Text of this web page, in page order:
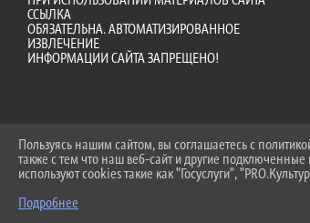
ССЫЛКА
ОБЯЗАТЕЛЬНА. АВТОМАТИЗИРОВАННОЕ
ИЗВЛЕЧЕНИЕ
ИНФОРМАЦИИ САЙТА ЗАПРЕЩЕНО!
Пользуясь нашим сайтом, вы соглашаетесь с
также с тем что наш веб-сайт и другие подключенные
используют cookies такие как "Госуслуги",
Подробнее